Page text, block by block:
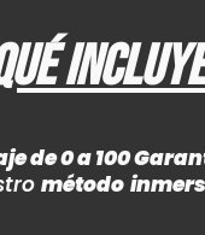
de 0 a 100
método